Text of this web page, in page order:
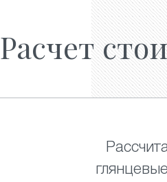
Расчет